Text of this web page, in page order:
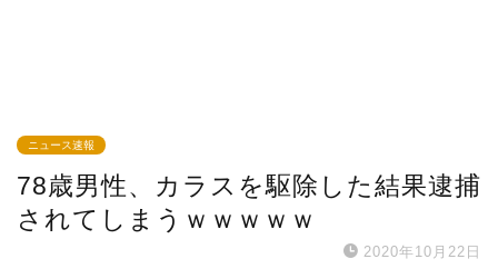
ニュース速報
78歳男性、カラスを駆除した結果逮捕
されてしまうｗｗｗｗｗ
2020年10月22日